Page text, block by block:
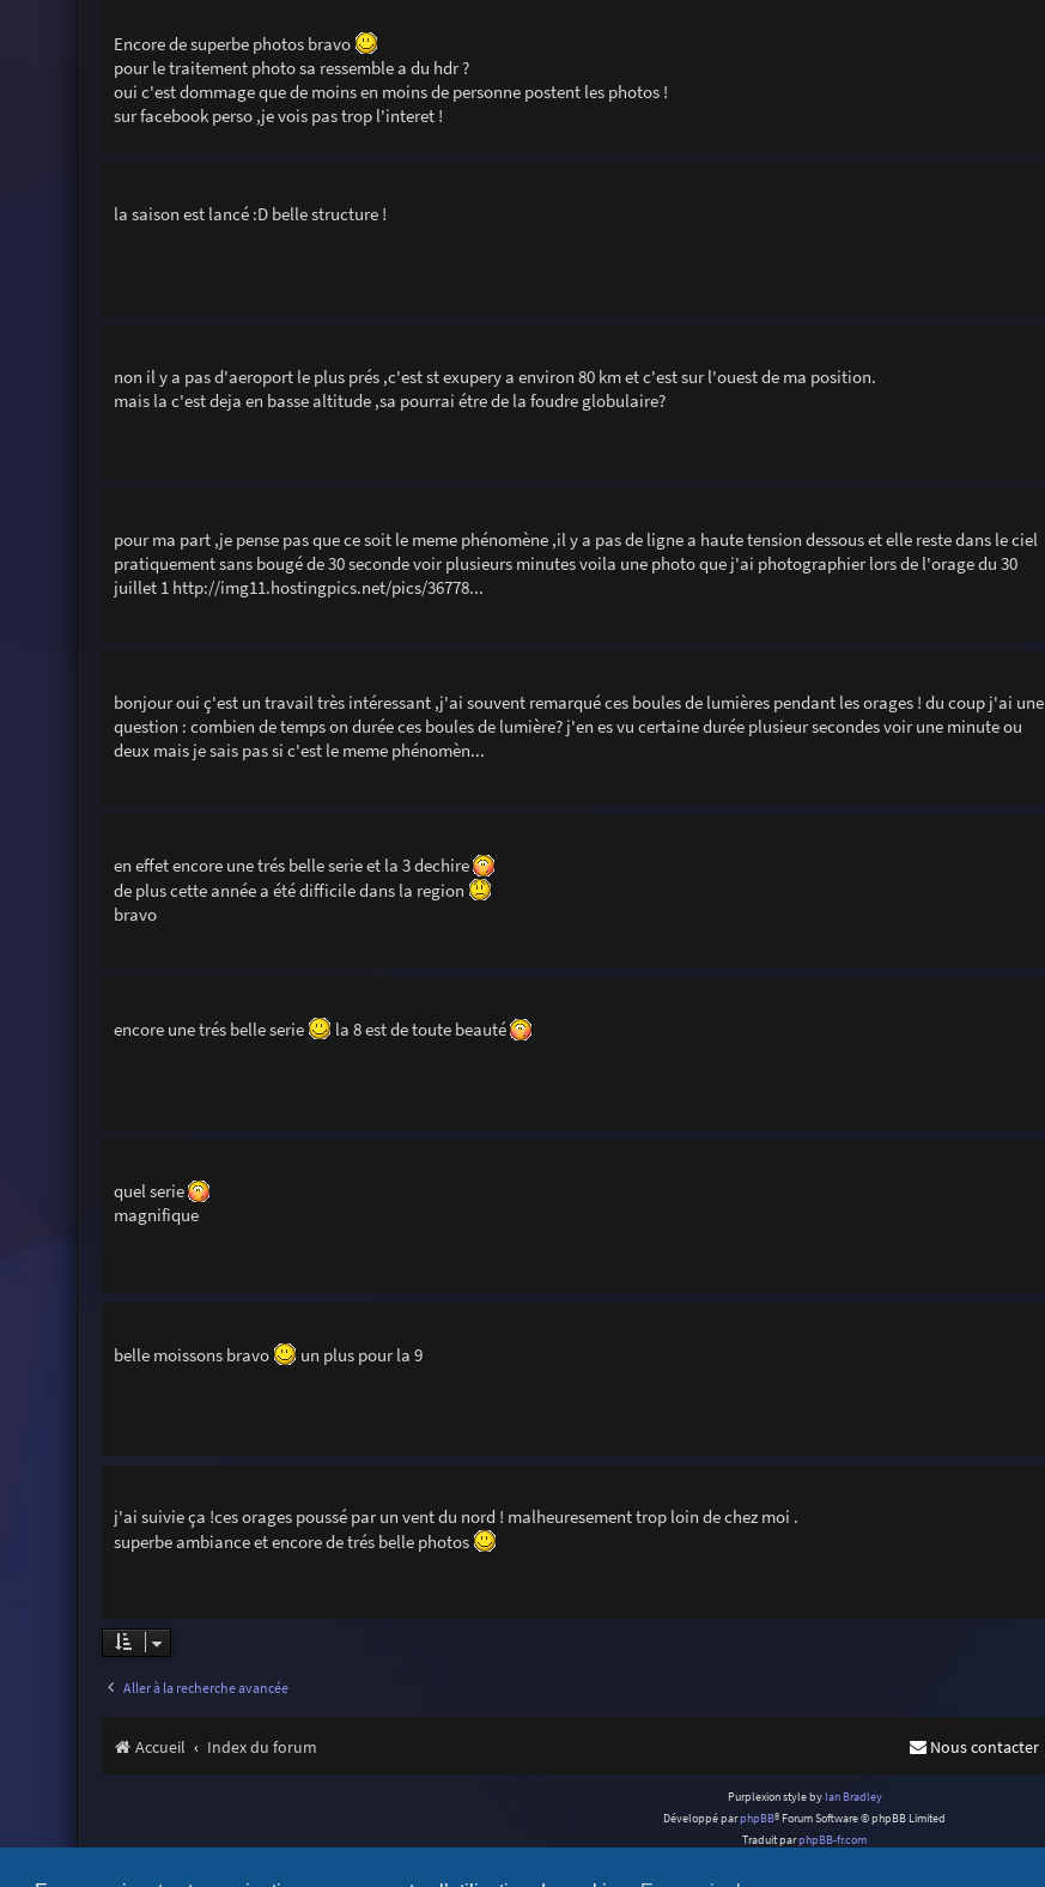
Encore de superbe photos bravo
pour le traitement photo sa ressemble a du hdr ?
oui c'est dommage que de moins en moins de personne postent les photos !
sur facebook perso ,je vois pas trop l'interet !
la saison est lancé :D belle structure !
non il y a pas d'aeroport le plus prés ,c'est st exupery a environ 80 km et c'est sur l'ouest de ma position.
mais la c'est deja en basse altitude ,sa pourrai étre de la foudre globulaire?
pour ma part ,je pense pas que ce soit le meme phénomène ,il y a pas de ligne a haute tension dessous et elle reste dans le ciel
pratiquement sans bougé de 30 seconde voir plusieurs minutes voila une photo que j'ai photographier lors de l'orage du 30
juillet 1 http://img11.hostingpics.net/pics/36778...
bonjour oui ç'est un travail très intéressant ,j'ai souvent remarqué ces boules de lumières pendant les orages ! du coup j'ai une
question : combien de temps on durée ces boules de lumière? j'en es vu certaine durée plusieur secondes voir une minute ou
deux mais je sais pas si c'est le meme phénomèn...
en effet encore une trés belle serie et la 3 dechire
de plus cette année a été difficile dans la region
bravo
encore une trés belle serie la 8 est de toute beauté
quel serie
magnifique
belle moissons bravo un plus pour la 9
j'ai suivie ça !ces orages poussé par un vent du nord ! malheuresement trop loin de chez moi .
superbe ambiance et encore de trés belle photos
Aller à la recherche avancée
Accueil Index du forum Nous contacter
Purplexion style by Ian Bradley
Développé parphpBB® Forum Software © phpBB Limited
Traduit parphpBB-fr.com